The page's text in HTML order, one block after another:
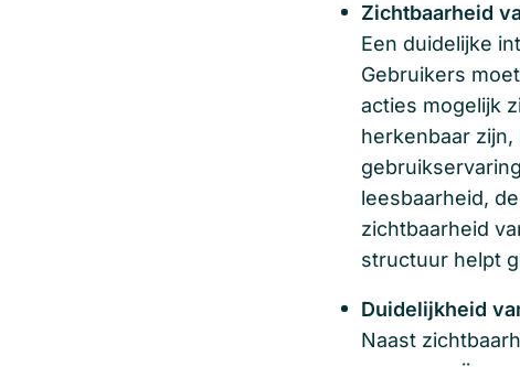
Zichtbaarheid
Een duidelijke
Gebruikers
acties mogelijk
herkenbaar
leesbaarheid,
zichtbaarheid
structuur helpt
Duidelijkheid
Naast